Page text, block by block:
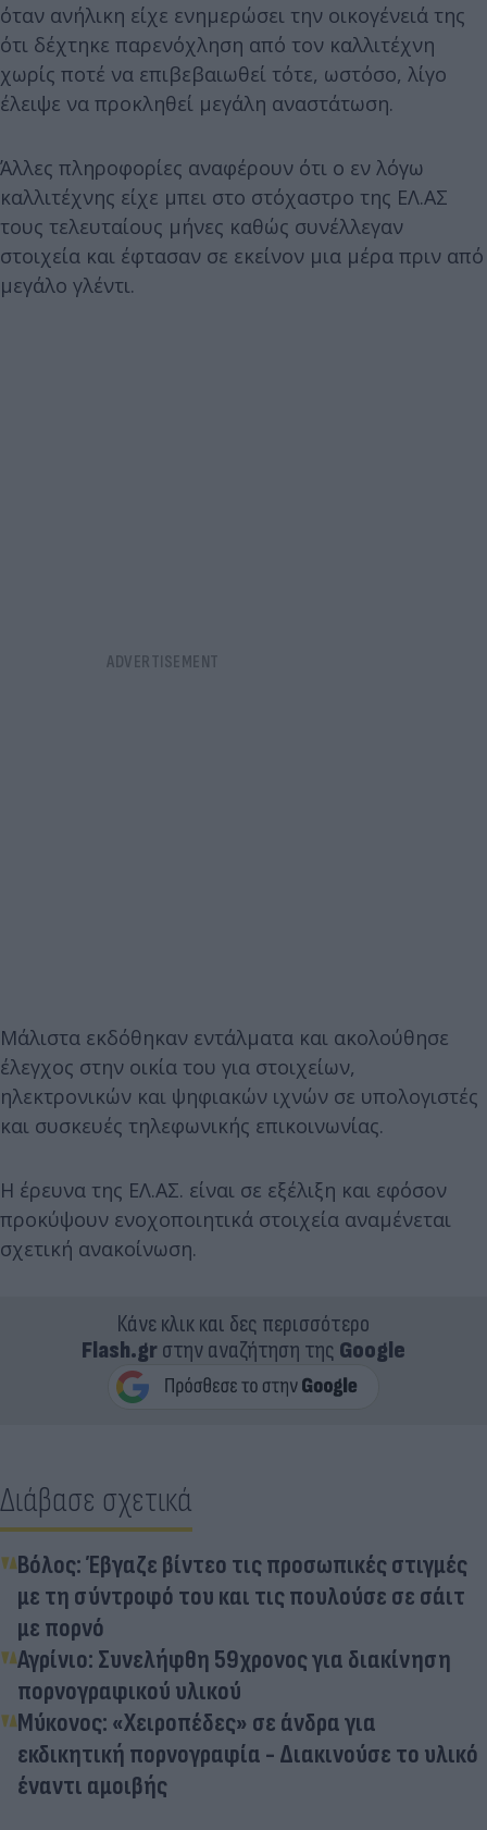
όταν ανήλικη είχε ενημερώσει την οικογένειά της
ότι δέχτηκε παρενόχληση από τον καλλιτέχνη
χωρίς ποτέ να επιβεβαιωθεί τότε, ωστόσο, λίγο
έλειψε να προκληθεί μεγάλη αναστάτωση.
Άλλες πληροφορίες αναφέρουν ότι ο εν λόγω
καλλιτέχνης είχε μπει στο στόχαστρο της ΕΛ.ΑΣ
τους τελευταίους μήνες καθώς συνέλλεγαν
στοιχεία και έφτασαν σε εκείνον μια μέρα πριν από
μεγάλο γλέντι.
Μάλιστα εκδόθηκαν εντάλματα και ακολούθησε
έλεγχος στην οικία του για στοιχείων,
ηλεκτρονικών και ψηφιακών ιχνών σε υπολογιστές
και συσκευές τηλεφωνικής επικοινωνίας.
Η έρευνα της ΕΛ.ΑΣ. είναι σε εξέλιξη και εφόσον
προκύψουν ενοχοποιητικά στοιχεία αναμένεται
σχετική ανακοίνωση.
Κάνε κλικ και δες περισσότερο
Flash.grστην αναζήτηση της Google
Διάβασε σχετικά
Βόλος: Έβγαζε βίντεο τις προσωπικές στιγμές
με τη σύντροφό του και τις πουλούσε σε σάιτ
με πορνό
Αγρίνιο: Συνελήφθη 59χρονος για διακίνηση
πορνογραφικού υλικού
Μύκονος: «Χειροπέδες» σε άνδρα για
εκδικητική πορνογραφία - Διακινούσε το υλικό
έναντι αμοιβής